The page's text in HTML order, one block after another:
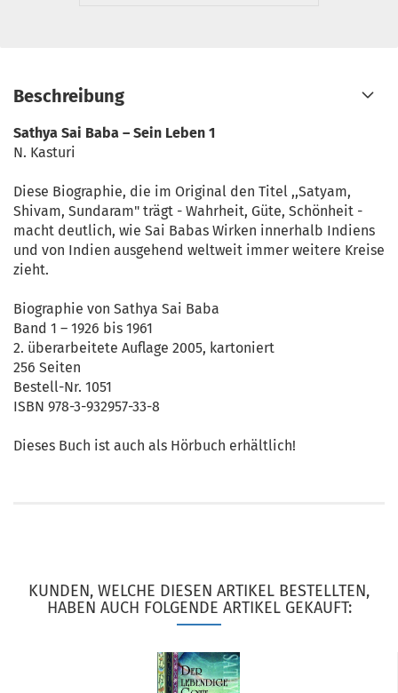
Beschreibung
Sathya Sai Baba – Sein Leben 1
N. Kasturi
Diese Biographie, die im Original den Titel ,,Satyam,
Shivam, Sundaram" trägt - Wahrheit, Güte, Schönheit -
macht deutlich, wie Sai Babas Wirken innerhalb Indiens
und von Indien ausgehend weltweit immer weitere Kreise
zieht.
Biographie von Sathya Sai Baba
Band 1 – 1926 bis 1961
2. überarbeitete Auflage 2005, kartoniert
256 Seiten
Bestell-Nr. 1051
ISBN 978-3-932957-33-8
Dieses Buch ist auch als Hörbuch erhältlich!
KUNDEN, WELCHE DIESEN ARTIKEL BESTELLTEN,
HABEN AUCH FOLGENDE ARTIKEL GEKAUFT: